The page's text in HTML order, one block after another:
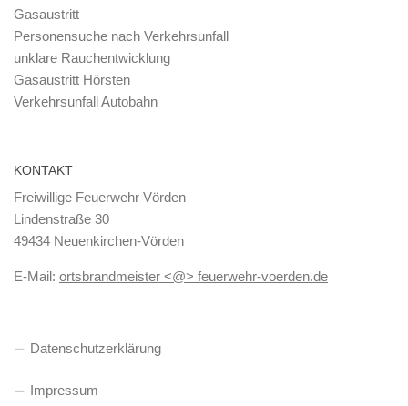
Gasaustritt
Personensuche nach Verkehrsunfall
unklare Rauchentwicklung
Gasaustritt Hörsten
Verkehrsunfall Autobahn
KONTAKT
Freiwillige Feuerwehr Vörden
Lindenstraße 30
49434 Neuenkirchen-Vörden
E-Mail: ortsbrandmeister <@> feuerwehr-voerden.de
Datenschutzerklärung
Impressum